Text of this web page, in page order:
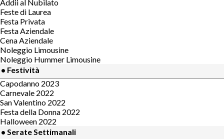
Addii al Nubilato
Feste di Laurea
Festa Privata
Festa Aziendale
Cena Aziendale
Noleggio Limousine
Noleggio Hummer Limousine
• Festività
Capodanno 2023
Carnevale 2022
San Valentino 2022
Festa della Donna 2022
Halloween 2022
• Serate Settimanali